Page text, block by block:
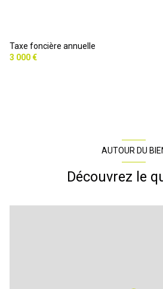
Taxe foncière annuelle
3 000 €
AUTOUR DU
Découvrez le